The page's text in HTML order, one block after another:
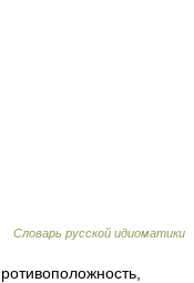
Словарь русской идиоматики